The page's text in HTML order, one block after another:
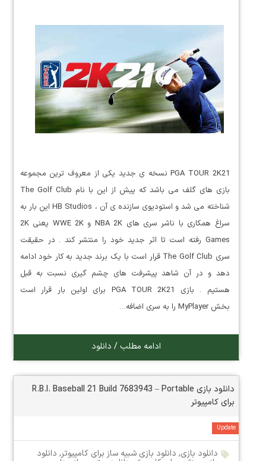
PGA TOUR 2K21 نسخه ی جدید یکی از معروف ترین مجموعه
بازی های گلف می باشد که پیش از این با نام The Golf Club
شناخته می شد و استودیوی سازنده ی آن ، HB Studios این بار به
سراغ همکاری با ناشر سری های NBA 2K و WWE 2K یعنی 2K
Games رفته است تا اثر جدید خود را منتشر کند . در حقیقت
سری The Golf Club قرار است با یک برند جدید به کار خود ادامه
دهد و در آن شاهد پیشرفت های چشم گیری نسبت به قبل
هستیم . بازی PGA TOUR 2K21 برای اولین بار قرار است
بخش MyPlayer را به سری اضافه…
ادامه مطلب / دانلود
دانلود بازی R.B.I. Baseball 21 Build 7683943 – Portable
برای کامپیوتر
Update
دانلود بازی, دانلود بازی شبیه ساز برای کامپیوتر, دانلود